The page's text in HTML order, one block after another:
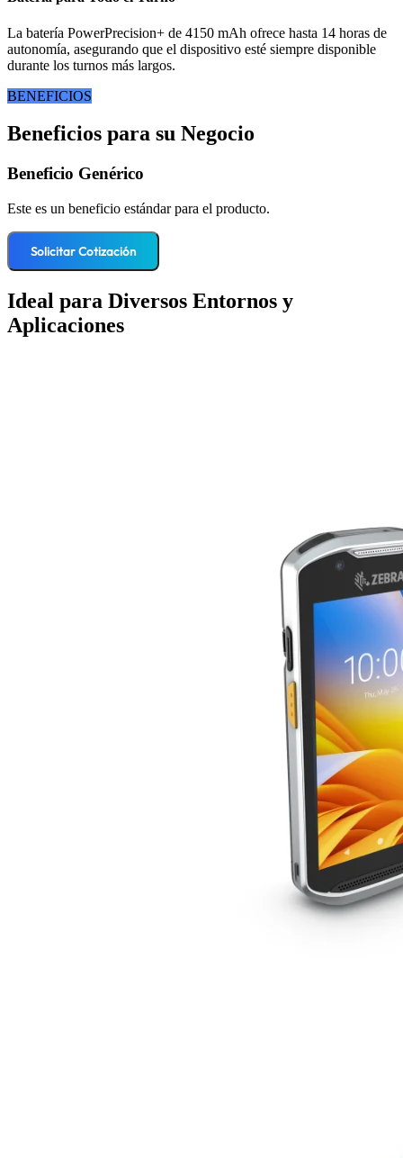
La batería PowerPrecision+ de 4150 mAh ofrece hasta 14 horas de
autonomía, asegurando que el dispositivo esté siempre disponible
durante los turnos más largos.
BENEFICIOS
Beneficios para su Negocio
Beneficio Genérico
Este es un beneficio estándar para el producto.
Solicitar Cotización
Ideal para Diversos Entornos y
Aplicaciones